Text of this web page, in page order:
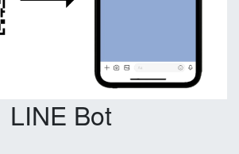
LINE Bot